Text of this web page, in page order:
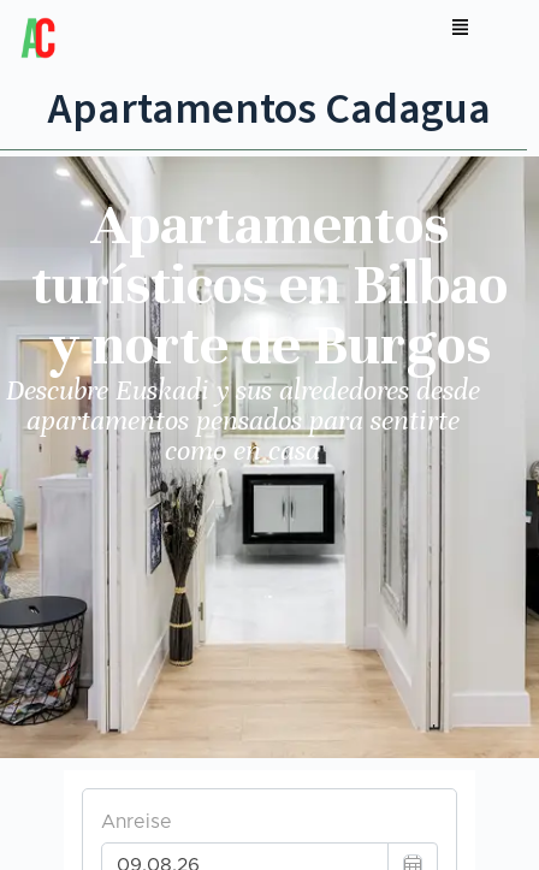
Apartamentos Cadagua
Apartamentos
turísticos en Bilbao
y norte de Burgos
Descubre Euskadi y sus alrededores desde
apartamentos pensados para sentirte
como en casa